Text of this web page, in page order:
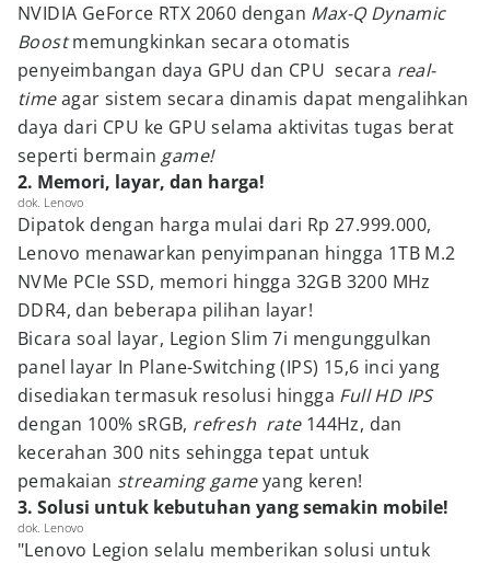
NVIDIA GeForce RTX 2060 dengan Max-Q Dynamic
Boostmemungkinkan secara otomatis
penyeimbangan daya GPU dan CPU secara real-
timeagar sistem secara dinamis dapat mengalihkan
daya dari CPU ke GPU selama aktivitas tugas berat
seperti bermain game!
2. Memori, layar, dan harga!
dok. Lenovo
Dipatok dengan harga mulai dari Rp 27.999.000,
Lenovo menawarkan penyimpanan hingga 1TB M.2
NVMe PCIe SSD, memori hingga 32GB 3200 MHz
DDR4, dan beberapa pilihan layar!
Bicara soal layar, Legion Slim 7i mengunggulkan
panel layar In Plane-Switching (IPS) 15,6 inci yang
disediakan termasuk resolusi hingga Full HD IPS
dengan 100% sRGB, refresh rate144Hz, dan
kecerahan 300 nits sehingga tepat untuk
pemakaian streaminggameyang keren!
3. Solusi untuk kebutuhan yang semakin mobile!
dok. Lenovo
"Lenovo Legion selalu memberikan solusi untuk